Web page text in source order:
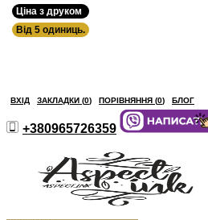
ВХІД ЗАКЛАДКИ (0) ПОРІВНЯННЯ (0) БЛОГ
+380965726359
Ціна з друком
Від 5 одиниць.